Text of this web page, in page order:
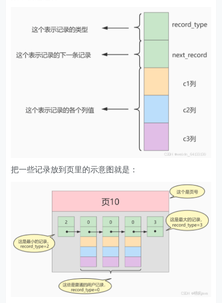
把一些记录放到页里的示意图就是：